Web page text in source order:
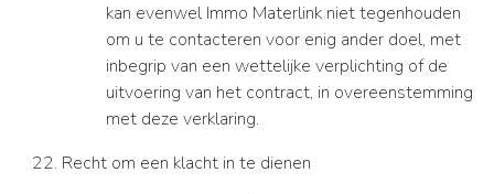
kan evenwel Immo Materlink niet tegenhouden
om u te contacteren voor enig ander doel, met
inbegrip van een wettelijke verplichting of de
uitvoering van het contract, in overeenstemming
met deze verklaring.
Recht om een klacht in te dienen